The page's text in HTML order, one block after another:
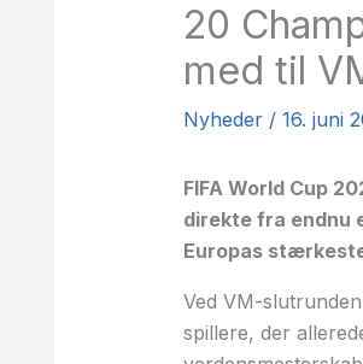
20
med til
Nyheder/ 16. juni
FIFA World Cup
direkte fra endnu
Europas
Ved VM-
spillere, der